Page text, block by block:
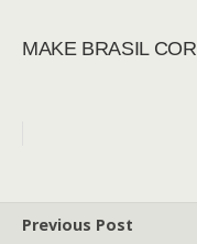
MAKE BRASIL
Previous Post